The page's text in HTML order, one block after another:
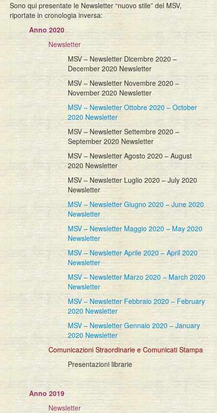
Pubblicazioni
Eventi
Sono qui presentate le Newsletter “nuovo stile” del MSV,
riportate in cronologia inversa:
Anno 2020
Newsletter
MSV – Newsletter Dicembre 2020 –
December 2020 Newsletter
MSV – Newsletter Novembre 2020 –
November 2020 Newsletter
MSV – Newsletter Ottobre 2020 – October
2020 Newsletter
MSV – Newsletter Settembre 2020 –
September 2020 Newsletter
MSV – Newsletter Agosto 2020 – August
2020 Newsletter
MSV – Newsletter Luglio 2020 – July 2020
Newsletter
MSV – Newsletter Giugno 2020 – June 2020
Newsletter
MSV – Newsletter Maggio 2020 – May 2020
Newsletter
MSV – Newsletter Aprile 2020 – April 2020
Newsletter
MSV – Newsletter Marzo 2020 – March 2020
Newsletter
MSV – Newsletter Febbraio 2020 – February
2020 Newsletter
MSV – Newsletter Gennaio 2020 – January
2020 Newsletter
Comunicazioni Straordinarie e Comunicati Stampa
Presentazioni librarie
Anno 2019
Newsletter